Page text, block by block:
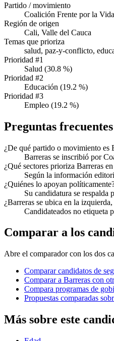
Partido / movimiento
Coalición Frente por la Vida
Región de origen
Cali, Valle del Cauca
Temas que prioriza
salud, paz-y-conflicto,
Prioridad #1
Salud (30.8 %)
Prioridad #2
Educación (19.2 %)
Prioridad #3
Empleo (19.2 %)
Preguntas frecuentes
¿De qué partido o movimiento es
Barreras se inscribió por
¿Qué sectores prioriza Barreras
Según la información
¿Quiénes lo apoyan
Su candidatura se
¿Barreras se ubica en la
Candidateados no etiqueta
Comparar a los
Abre el comparador con los dos
Comparar candidatos de
Comparar a Barreras con
Compara programas de
Propuestas comparadas
Más sobre este